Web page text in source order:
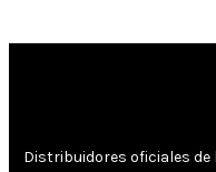
Distribuidores oficiales